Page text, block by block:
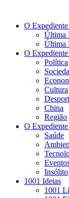
O
Última
Última
O
Política
Cultura
China
Região
O
Saúde
Insólito
1001 Ideias
1001